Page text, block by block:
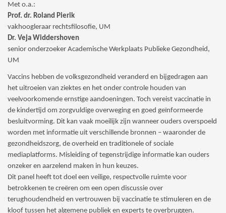
Met o.a.:
Prof. dr. Roland Pierik
vakhoogleraar rechtsfilosofie, UM
Dr. Veja Widdershoven
senior onderzoeker Academische Werkplaats Publieke Gezondheid,
UM
Vaccins hebben de volksgezondheid veranderd en bijgedragen aan
het uitroeien van ziektes en het onder controle houden van
veelvoorkomende ernstige aandoeningen. Toch vereist vaccinatie in
de kindertijd om zorgvuldige overweging en goed geïnformeerde
besluitvorming. Dit kan vaak moeilijk zijn wanneer ouders overspoeld
worden met informatie uit verschillende bronnen – waaronder de
gezondheidszorg, de overheid en traditionele of sociale
mediaplatforms. Misleiding of tegenstrijdige informatie kan ouders
onzeker en aarzelend maken in hun keuzes.
Dit panel heeft tot doel een veilige, respectvolle ruimte voor
betrokkenen te creëren om een open discussie over
terughoudendheid en vertrouwen bij vaccinatie te stimuleren en de
kloof tussen het algemene publiek en experts te overbruggen.